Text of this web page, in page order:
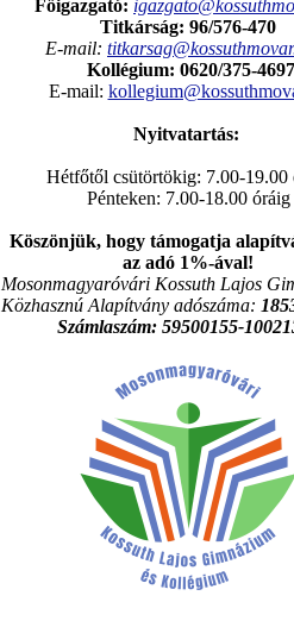
Főigazgató:
Titkárság: 96/576-470
E-mail:
Kollégium: 0620/375-4697
E-mail:
Nyitvatartás:
Hétfőtől csütörtökig: 7.00-19.00
Pénteken: 7.00-18.00 óráig
Köszönjük, hogy támogatja
az adó 1%-ával!
Mosonmagyaróvári Kossuth Lajos
Közhasznú Alapítvány adószáma:
Számlaszám: 59500155-